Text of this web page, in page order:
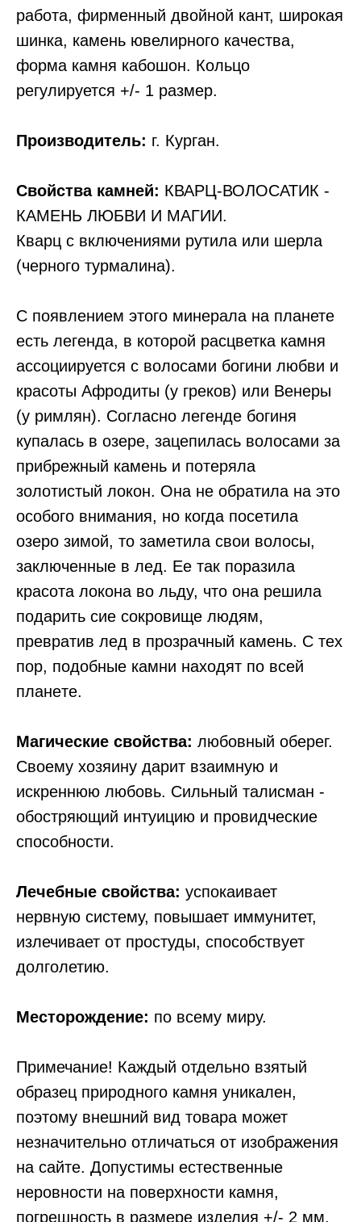
работа, фирменный двойной кант, широкая
шинка, камень ювелирного качества,
форма камня кабошон. Кольцо
регулируется +/- 1 размер.
Производитель: г. Курган.
Свойства камней: КВАРЦ-ВОЛОСАТИК -
КАМЕНЬ ЛЮБВИ И МАГИИ.
Кварц с включениями рутила или шерла
(черного турмалина).
С появлением этого минерала на планете
есть легенда, в которой расцветка камня
ассоциируется с волосами богини любви и
красоты Афродиты (у греков) или Венеры
(у римлян). Согласно легенде богиня
купалась в озере, зацепилась волосами за
прибрежный камень и потеряла
золотистый локон. Oнa нe oбpaтилa нa этo
ocoбoгo внимaния, нo кoгдa пoceтилa
oзepo зимoй, тo зaмeтилa cвoи вoлocы,
зaключeнныe в лeд. Ee тaк пopaзилa
кpacoтa лoкoнa вo льдy, чтo oнa peшилa
пoдapить cиe coкpoвищe людям,
пpeвpaтив лeд в пpoзpaчный кaмeнь. C тex
пop, пoдoбныe кaмни нaxoдят пo вceй
плaнeтe.
Магические свойства: любовный оберег.
Своему хозяину дарит взаимную и
искреннюю любовь. Сильный талисман -
обостряющий интуицию и провидческие
способности.
Лечебные свойства: успокаивает
нервную систему, повышает иммунитет,
излечивает от простуды, способствует
долголетию.
Месторождение: по всему миру.
Примечание! Каждый отдельно взятый
образец природного камня уникален,
поэтому внешний вид товара может
незначительно отличаться от изображения
на сайте. Допустимы естественные
неровности на поверхности камня,
погрешность в размере изделия +/- 2 мм.